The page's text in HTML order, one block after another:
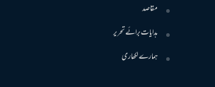
مقاصد
ہدایات برائے تحریر
ہمارے لکھاری